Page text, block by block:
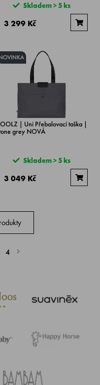
Skladem > 5 ks
3 299 Kč
| Uni Přebalovací taška |
grey NOVÁ
Skladem > 5 ks
3 049 Kč
4